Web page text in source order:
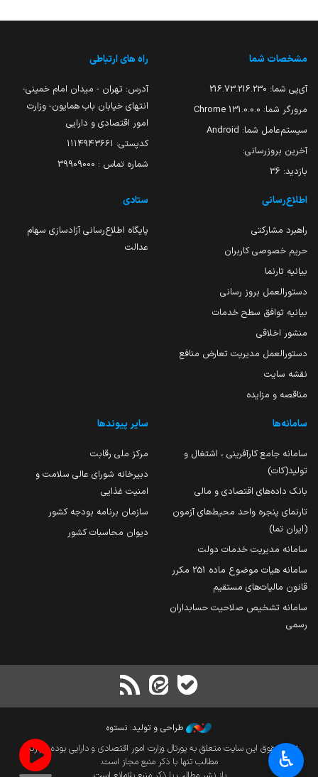
مشخصات شما
آی‌پی شما: 216.73.216.230
مرورگر شما: 131.0.0.0 Chrome
سیستم‌عامل شما: Android
آخرین بروزرسانی:
بازدید: 36
راه های ارتباطی
آدرس: تهران - میدان امام خمینی-
انتهای خیابان باب همایون- وزارت
امور اقتصادی و دارایی
کدپستی: ۱۱۱۴۹۴۳۶۶۱
شماره تماس : 39909000
اطلاع‌رسانی
راهبرد مشارکتی
حریم خصوصی کاربران
بیانیه تارنما
دستورالعمل بروز رسانی
بیانیه توافق سطح خدمات
منشور اخلاقی
دستورالعمل مدیریت تعارض منافع
نقشه سایت
مناقصه و مزایده
ستادی
پایگاه اطلاع‌رسانی آزادسازی سهام
عدالت
سامانه‌ها
سامانه جامع کارآفرینی ، اشتغال و
تولید(کات)
بانک داده‌های اقتصادی و مالی
تارنمای پنجره واحد محیط‌های آزمون
(ایران تما)
سامانه مدیریت خدمات دولت
سامانه هیات موضوع ماده 251 مکرر
قانون مالیات‌های مستقیم
سامانه تشخیص صلاحیت حسابداران
رسمی
سایر پیوندها
مرکز ملی رقابت
دبیرخانه شورای عالی سلامت و
امنیت غذایی
سازمان برنامه بودجه کشور
دیوان محاسبات کشور
طراحی و تولید: نستوه
تمام حقوق این سایت متعلق به پورتال وزارت امور اقتصادی و دارایی بوده و بازنشر
مطالب تنها با ذکر منبع مجاز است.
♿︎